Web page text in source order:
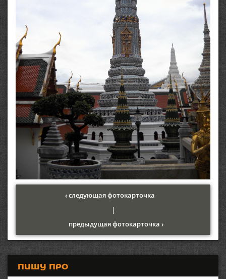
‹ следующая фотокарточка
|
предыдущая фотокарточка ›
ПИШУ ПРО